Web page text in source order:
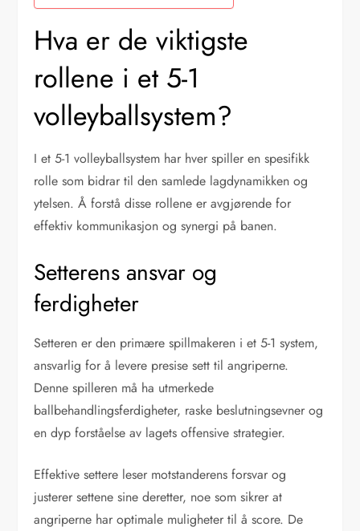
Hva er de viktigste
rollene i et 5-1
volleyballsystem?
I et 5-1 volleyballsystem har hver spiller en spesifikk
rolle som bidrar til den samlede lagdynamikken og
ytelsen. Å forstå disse rollene er avgjørende for
effektiv kommunikasjon og synergi på banen.
Setterens ansvar og
ferdigheter
Setteren er den primære spillmakeren i et 5-1 system,
ansvarlig for å levere presise sett til angriperne.
Denne spilleren må ha utmerkede
ballbehandlingsferdigheter, raske beslutningsevner og
en dyp forståelse av lagets offensive strategier.
Effektive settere leser motstanderens forsvar og
justerer settene sine deretter, noe som sikrer at
angriperne har optimale muligheter til å score. De